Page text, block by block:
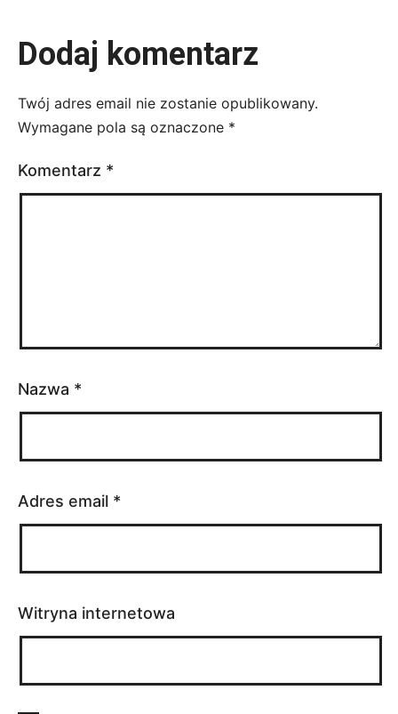
Dodaj komentarz
Twój adres email nie zostanie opublikowany.
Wymagane pola są oznaczone *
Komentarz *
Nazwa *
Adres email *
Witryna internetowa